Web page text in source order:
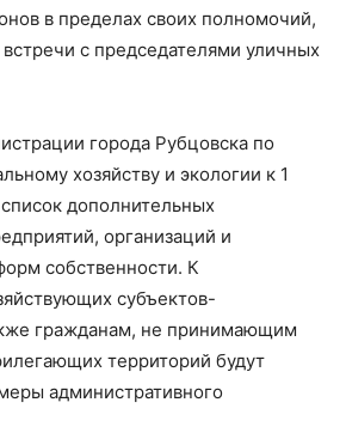
в пределах своих полномочий,
с председателями уличных
города Рубцовска по
хозяйству и экологии к 1
дополнительных
организаций и
собственности. К
субъектов-
гражданам, не принимающим
территорий будут
административного